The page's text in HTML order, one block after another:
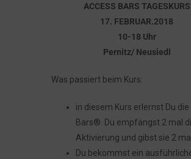
ACCESS BARS TAGESKURS
17. FEBRUAR.2018
10-18 Uhr
Pernitz/ Neusiedl
Was passiert beim Kurs:
in diesem Kurs erlernst Du
Bars®. Du empfängst 2 mal
Aktivierung und gibst sie 2
Du bekommst ein